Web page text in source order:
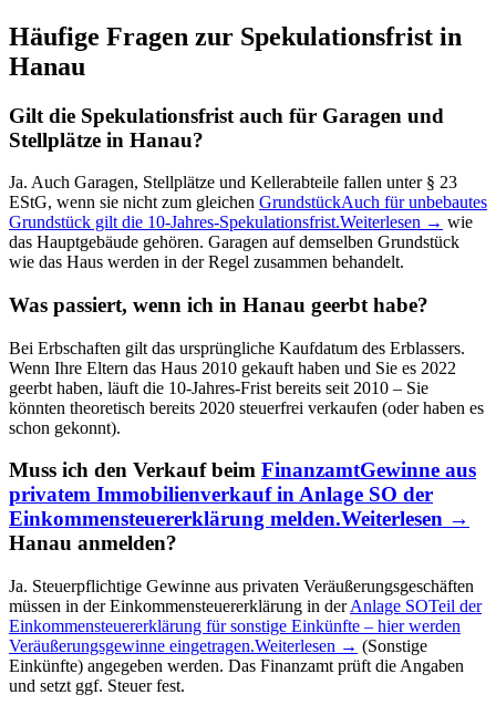
Häufige Fragen zur Spekulationsfrist in
Hanau
Gilt die Spekulationsfrist auch für Garagen und
Stellplätze in Hanau?
Ja. Auch Garagen, Stellplätze und Kellerabteile fallen unter § 23
EStG, wenn sie nicht zum gleichen GrundstückAuch für unbebautes
Grundstück gilt die 10-Jahres-Spekulationsfrist.Weiterlesen → wie
das Hauptgebäude gehören. Garagen auf demselben Grundstück
wie das Haus werden in der Regel zusammen behandelt.
Was passiert, wenn ich in Hanau geerbt habe?
Bei Erbschaften gilt das ursprüngliche Kaufdatum des Erblassers.
Wenn Ihre Eltern das Haus 2010 gekauft haben und Sie es 2022
geerbt haben, läuft die 10-Jahres-Frist bereits seit 2010 – Sie
könnten theoretisch bereits 2020 steuerfrei verkaufen (oder haben es
schon gekonnt).
Muss ich den Verkauf beim FinanzamtGewinne aus
privatem Immobilienverkauf in Anlage SO der
Einkommensteuererklärung melden.Weiterlesen →
Hanau anmelden?
Ja. Steuerpflichtige Gewinne aus privaten Veräußerungsgeschäften
müssen in der Einkommensteuererklärung in derAnlage SOTeil der
Einkommensteuererklärung für sonstige Einkünfte – hier werden
Veräußerungsgewinne eingetragen.Weiterlesen → (Sonstige
Einkünfte) angegeben werden. Das Finanzamt prüft die Angaben
und setzt ggf. Steuer fest.